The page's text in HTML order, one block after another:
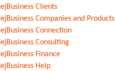
Clients
Companies and Products
Connection
Consulting
Finance
Help